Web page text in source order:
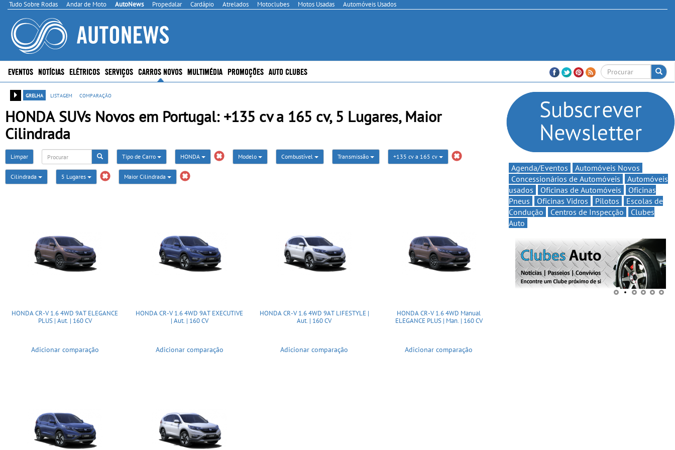
Tudo Sobre Rodas Andar de Moto AutoNews Propedalar Cardápio Atrelados Motoclubes Motos Usadas Automóveis Usados
EVENTOS NOTÍCIAS ELÉTRICOS SERVIÇOS CARROS NOVOS MULTIMÉDIA PROMOÇÕES AUTO CLUBES
grelha listagem comparação
HONDA SUVs Novos em Portugal: +135 cv a 165 cv, 5 Lugares, Maior
Cilindrada
Limpar Tipo de Carro HONDA Modelo Combustível Transmissão +135 cv a 165 cv
Cilindrada 5 Lugares Maior Cilindrada
HONDA CR-V 1.6 4WD 9AT ELEGANCE
PLUS | Aut. | 160 CV
Adicionar comparação
HONDA CR-V 1.6 4WD 9AT EXECUTIVE
| Aut. | 160 CV
Adicionar comparação
HONDA CR-V 1.6 4WD 9AT LIFESTYLE |
Aut. | 160 CV
Adicionar comparação
HONDA CR-V 1.6 4WD Manual
ELEGANCE PLUS | Man. | 160 CV
Adicionar comparação
Agenda/Eventos
Automóveis Novos
Concessionários de Automóveis
Automóveis
usados
Oficinas de Automóveis
Oficinas
Pneus
Oficinas Vidros Pilotos
Escolas de
Condução
Centros de Inspecção
Clubes
Auto